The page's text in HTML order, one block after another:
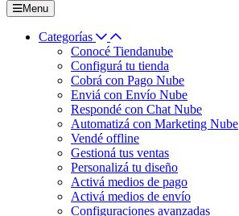
Menu
Categorías
Conocé Tiendanube
Configurá tu tienda
Cobrá con Pago Nube
Enviá con Envío Nube
Respondé con Chat Nube
Automatizá con Marketing Nube
Vendé offline
Gestioná tus ventas
Personalizá tu diseño
Activá medios de pago
Activá medios de envío
Configuraciones avanzadas